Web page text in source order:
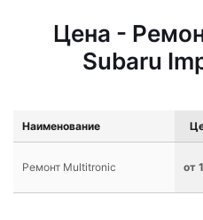
Цена -
Subaru
Наименование
Ремонт Multitronic от